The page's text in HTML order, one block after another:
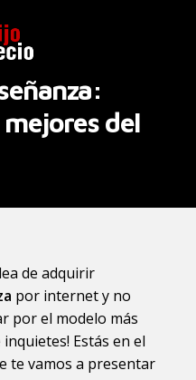
mejores del
de adquirir
por internet y no
por el modelo más
inquietes! Estás en el
te vamos a presentar